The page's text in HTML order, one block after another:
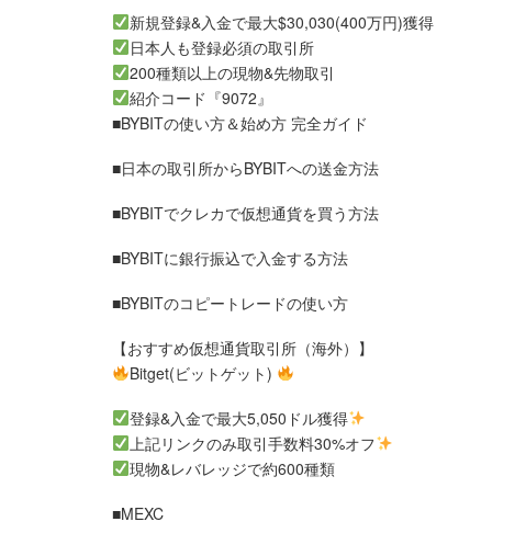
新規登録&入金で最大$30,030(400万円)獲得
日本人も登録必須の取引所
200種類以上の現物&先物取引
紹介コード『9072』
■BYBITの使い方＆始め方 完全ガイド
■日本の取引所からBYBITへの送金方法
■BYBITでクレカで仮想通貨を買う方法
■BYBITに銀行振込で入金する方法
■BYBITのコピートレードの使い方
【おすすめ仮想通貨取引所（海外）】
Bitget(ビットゲット)
登録&入金で最大5,050ドル獲得
上記リンクのみ取引手数料30%オフ
現物&レバレッジで約600種類
■MEXC